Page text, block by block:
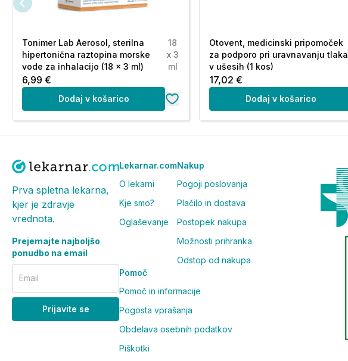
Tonimer Lab Aerosol, sterilna
hipertonična raztopina morske
vode za inhalacijo (18 x 3 ml)
18
x 3
ml
6,99 €
Dodaj v košarico
Otovent, medicinski pripomoček
za podporo pri uravnavanju tlaka
v ušesih (1 kos)
17,02 €
Dodaj v košarico
Prva spletna lekarna,
kjer je zdravje
vrednota.
Prejemajte najboljšo
ponudbo na email
Email
Prijavite se
Lekarnar.com
O lekarni
Kje smo?
Oglaševanje
Nakup
Pogoji poslovanja
Plačilo in dostava
Postopek nakupa
Možnosti prihranka
Odstop od nakupa
Pomoč
Pomoč in informacije
Pogosta vprašanja
Obdelava osebnih podatkov
Piškotki